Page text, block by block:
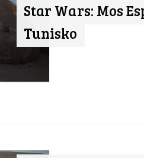
Star Wars: Mos
Tunisko